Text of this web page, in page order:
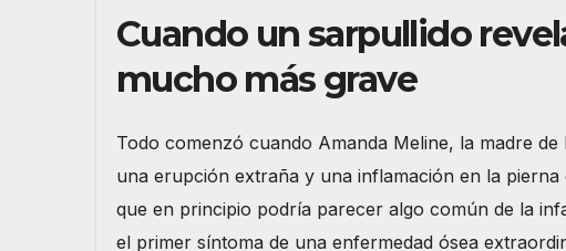
Cuando un sarpullido
mucho más grave
Todo comenzó cuando Amanda Meline, la madre de
una erupción extraña y una inflamación en la pierna
que en principio podría parecer algo común de la
el primer síntoma de una enfermedad ósea